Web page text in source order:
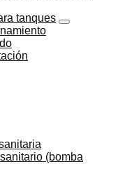
tanques
(bomba